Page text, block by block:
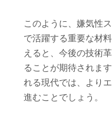
このように、嫌気性
で活躍する重要な材
えると、今後の技術
ることが期待されま
れる現代では、より
進むことでしょう。